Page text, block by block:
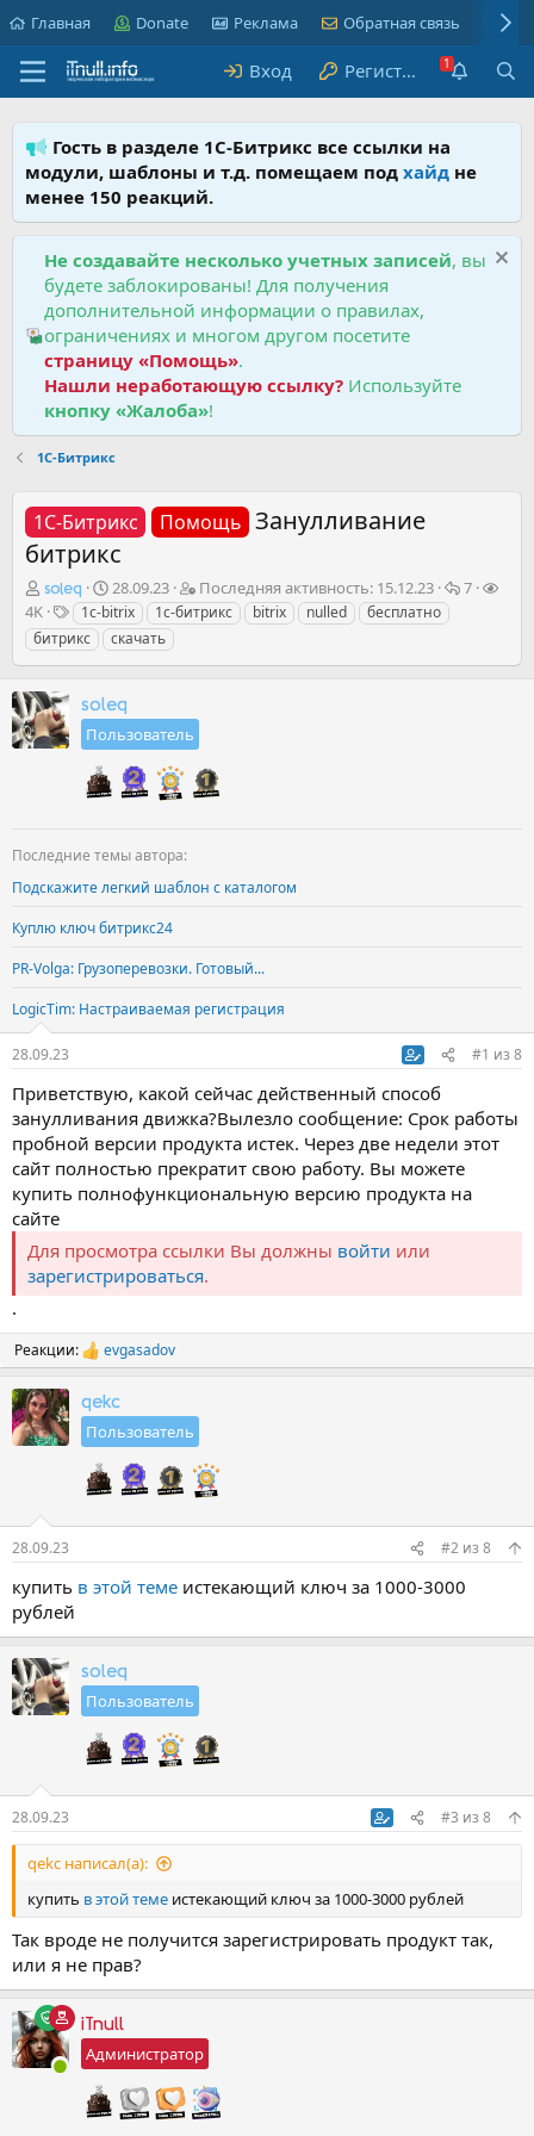
Главная Donate Реклама Обратная связь
Вход Регистрация
Гость в разделе 1С-Битрикс все ссылки на
модули, шаблоны и т.д. помещаем под хайд не
менее 150 реакций.
Не создавайте несколько учетных записей, вы
будете заблокированы! Для получения
дополнительной информации о правилах,
ограничениях и многом другом посетите
страницу «Помощь».
Нашли неработающую ссылку? Используйте
кнопку «Жалоба»!
1С-Битрикс
1С-Битрикс Помощь Занулливание
битрикс
А
в
т
о
р
т
е
м
soleq
Д
а
т
а
н
ч
а
28.09.23
П
о
с
е
н
а
к
н
ь
Последняя активность: 15.12.23
О
т
7
П
м
4K
Т
е
г
1c-bitrix 1с-битрикс bitrix nulled
бесплатно
битрикс
скачать
soleq
Пользователь
Последние темы автора:
Подскажите легкий шаблон с каталогом
Куплю ключ битрикс24
PR-Volga: Грузоперевозки. Готовый...
LogicTim: Настраиваемая регистрация
28.09.23 #1 из8
Приветствую, какой сейчас действенный способ
занулливания движка?Вылезло сообщение: Срок работы
пробной версии продукта истек. Через две недели этот
сайт полностью прекратит свою работу. Вы можете
купить полнофункциональную версию продукта на
сайте
Для просмотра ссылки Вы должны войти или
зарегистрироваться.
.
Реакции:
Р
а
к
ц
evgasadov
qekc
Пользователь
28.09.23 #2 из8
купить в этой теме истекающий ключ за 1000-3000
рублей
soleq
Пользователь
28.09.23 #3 из8
qekc написал(а):
купить в этой теме истекающий ключ за 1000-3000 рублей
Так вроде не получится зарегистрировать продукт так,
или я не прав?
iTnull
Администратор